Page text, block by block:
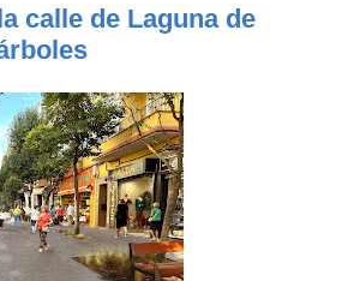
calle de Laguna de